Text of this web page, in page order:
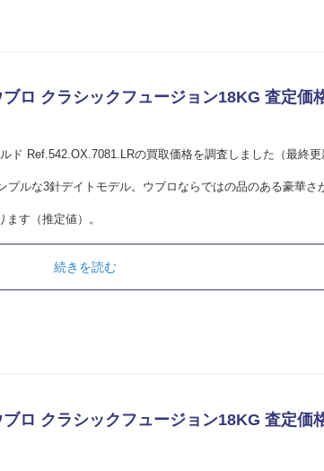
ロ クラシックフュージョン18KG 査定価
Ref.542.OX.7081.LRの買取価格を調査しました（最終更
ルな3針デイトモデル。ウブロならではの品のある豪華さ
ます（推定値）。
続きを読む
ロ クラシックフュージョン18KG 査定価